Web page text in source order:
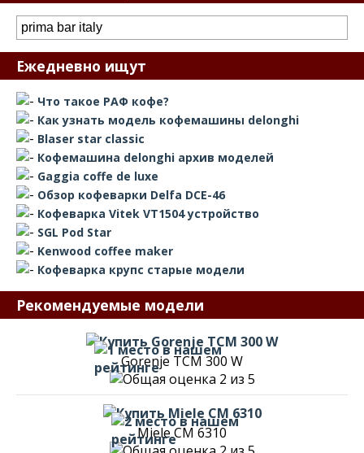
Ежедневно ищут
Что такое РАФ кофе?
Как узнать модель кофемашины delonghi
Blaser star classic
Кофемашина delonghi архив моделей
Gaggia coffe de luxe
Обзор кофеварки Delfa DCE-46
Кофеварка Vitek VT1504 устройство
SGL Pod Star
Kenwood coffee maker
Кофеварка крупс старые модели
Рекомендуемые модели
Gorenje TCM 300 W
Miele CM 6310